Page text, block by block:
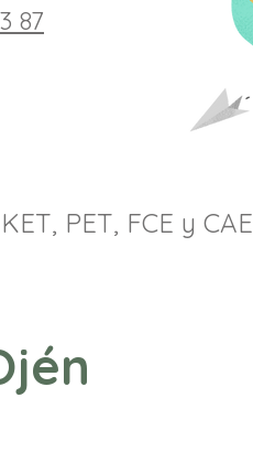
87
PET, FCE y CAE